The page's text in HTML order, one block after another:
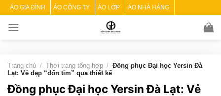
Skip
content
ÁO GIA ĐÌNH ÁO CÔNG TY ÁO LỚP ÁO NHÀ HÀNG
Trang chủ / Thời trang tổng hợp / Đồng phục Đại học Yersin Đà
Lạt: Vẻ đẹp “đốn tim” qua thiết kế
Đồng phục Đại học Yersin Đà Lạt: Vẻ